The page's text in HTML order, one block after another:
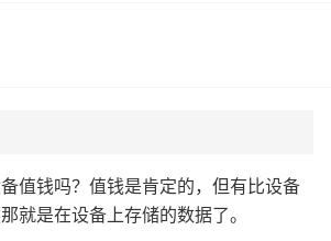
值钱吗？值钱是肯定的，但有比设备
就是在设备上存储的数据了。